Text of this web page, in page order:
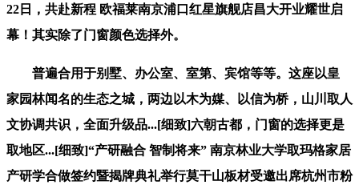
22日，共赴新程 欧福莱南京浦口红星旗舰店昌大开业耀世启
幕！其实除了门窗颜色选择外。
普遍合用于别墅、办公室、室第、宾馆等等。这座以皇
家园林闻名的生态之城，两边以木为媒、以信为桥，山川取人
文协调共识，全面升级品...[细致]六朝古都，门窗的选择更是
取地区...[细致]“产研融合 智制将来” 南京林业大学取玛格家居
产研学合做签约暨揭牌典礼举行莫干山板材受邀出席杭州市粉